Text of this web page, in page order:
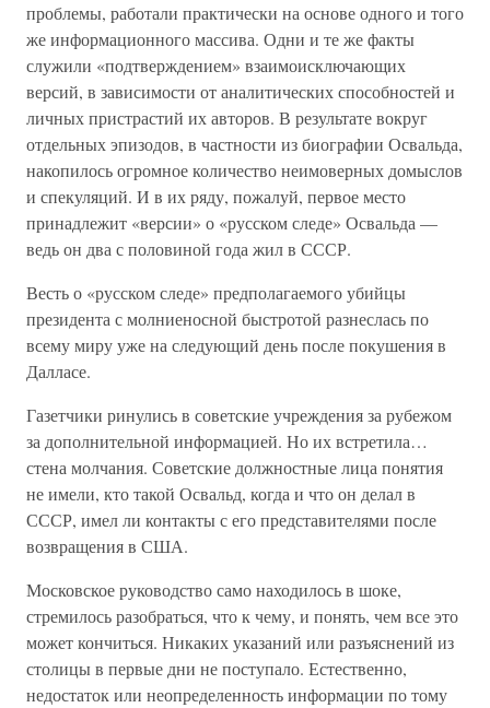
проблемы, работали практически на основе одного и того
же информационного массива. Одни и те же факты
служили «подтверждением» взаимоисключающих
версий, в зависимости от аналитических способностей и
личных пристрастий их авторов. В результате вокруг
отдельных эпизодов, в частности из биографии Освальда,
накопилось огромное количество неимоверных домыслов
и спекуляций. И в их ряду, пожалуй, первое место
принадлежит «версии» о «русском следе» Освальда —
ведь он два с половиной года жил в СССР.
Весть о «русском следе» предполагаемого убийцы
президента с молниеносной быстротой разнеслась по
всему миру уже на следующий день после покушения в
Далласе.
Газетчики ринулись в советские учреждения за рубежом
за дополнительной информацией. Но их встретила…
стена молчания. Советские должностные лица понятия
не имели, кто такой Освальд, когда и что он делал в
СССР, имел ли контакты с его представителями после
возвращения в США.
Московское руководство само находилось в шоке,
стремилось разобраться, что к чему, и понять, чем все это
может кончиться. Никаких указаний или разъяснений из
столицы в первые дни не поступало. Естественно,
недостаток или неопределенность информации по тому